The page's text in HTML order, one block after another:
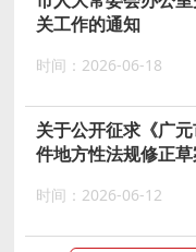
关工作的通知
时间：2026-06-18
关于公开征求《广
件地方性法规修正
时间：2026-06-12